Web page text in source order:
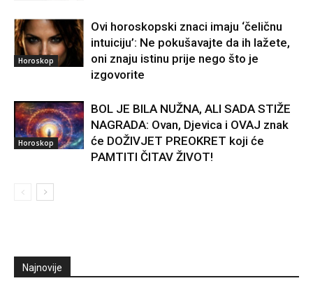
Horoskop
Ovi horoskopski znaci imaju ‘čeličnu
intuiciju’: Ne pokušavajte da ih lažete,
oni znaju istinu prije nego što je
izgovorite
Horoskop
BOL JE BILA NUŽNA, ALI SADA STIŽE
NAGRADA: Ovan, Djevica i OVAJ znak
će DOŽIVJET PREOKRET koji će
PAMTITI ČITAV ŽIVOT!
Najnovije